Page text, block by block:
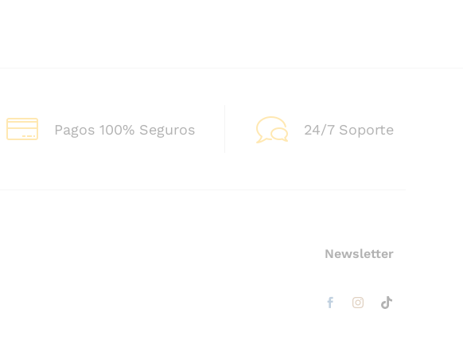
Pagos 100% Seguros 24/7 Soporte
Newsletter